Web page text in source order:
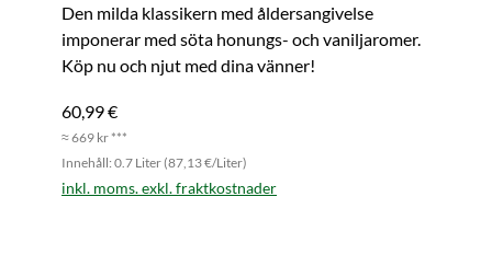
Den milda klassikern med åldersangivelse
imponerar med söta honungs- och vaniljaromer.
Köp nu och njut med dina vänner!
60,99 €
≈ 669 kr ***
Innehåll: 0.7 Liter (87,13 €/Liter)
inkl. moms. exkl. fraktkostnader